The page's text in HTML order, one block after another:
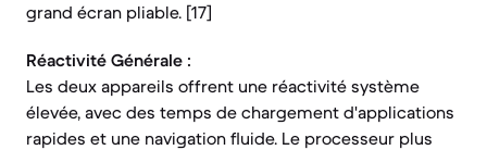
grand écran pliable. [17]
Réactivité Générale :
Les deux appareils offrent une réactivité système
élevée, avec des temps de chargement d'applications
rapides et une navigation fluide. Le processeur plus